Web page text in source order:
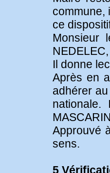
commune,
ce
Monsieur
Il donne
Après en
adhérer
Approuvé
sens.
5